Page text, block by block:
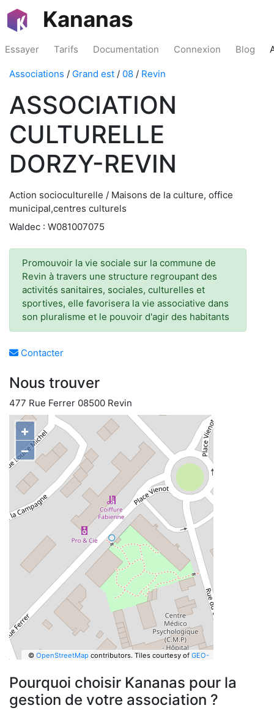
Kananas
Essayer Tarifs Documentation Connexion Blog
Associations / Grand est / 08 / Revin
ASSOCIATION
CULTURELLE
DORZY-REVIN
Action socioculturelle / Maisons de la culture, office
municipal,centres culturels
Waldec : W081007075
Promouvoir la vie sociale sur la commune de
Revin à travers une structure regroupant des
activités sanitaires, sociales, culturelles et
sportives, elle favorisera la vie associative dans
son pluralisme et le pouvoir d'agir des habitants
Contacter
Nous trouver
477 Rue Ferrer 08500 Revin
+
−
© OpenStreetMapcontributors. Tiles courtesy of GEO-
Pourquoi choisir Kananas pour la
gestion de votre association ?